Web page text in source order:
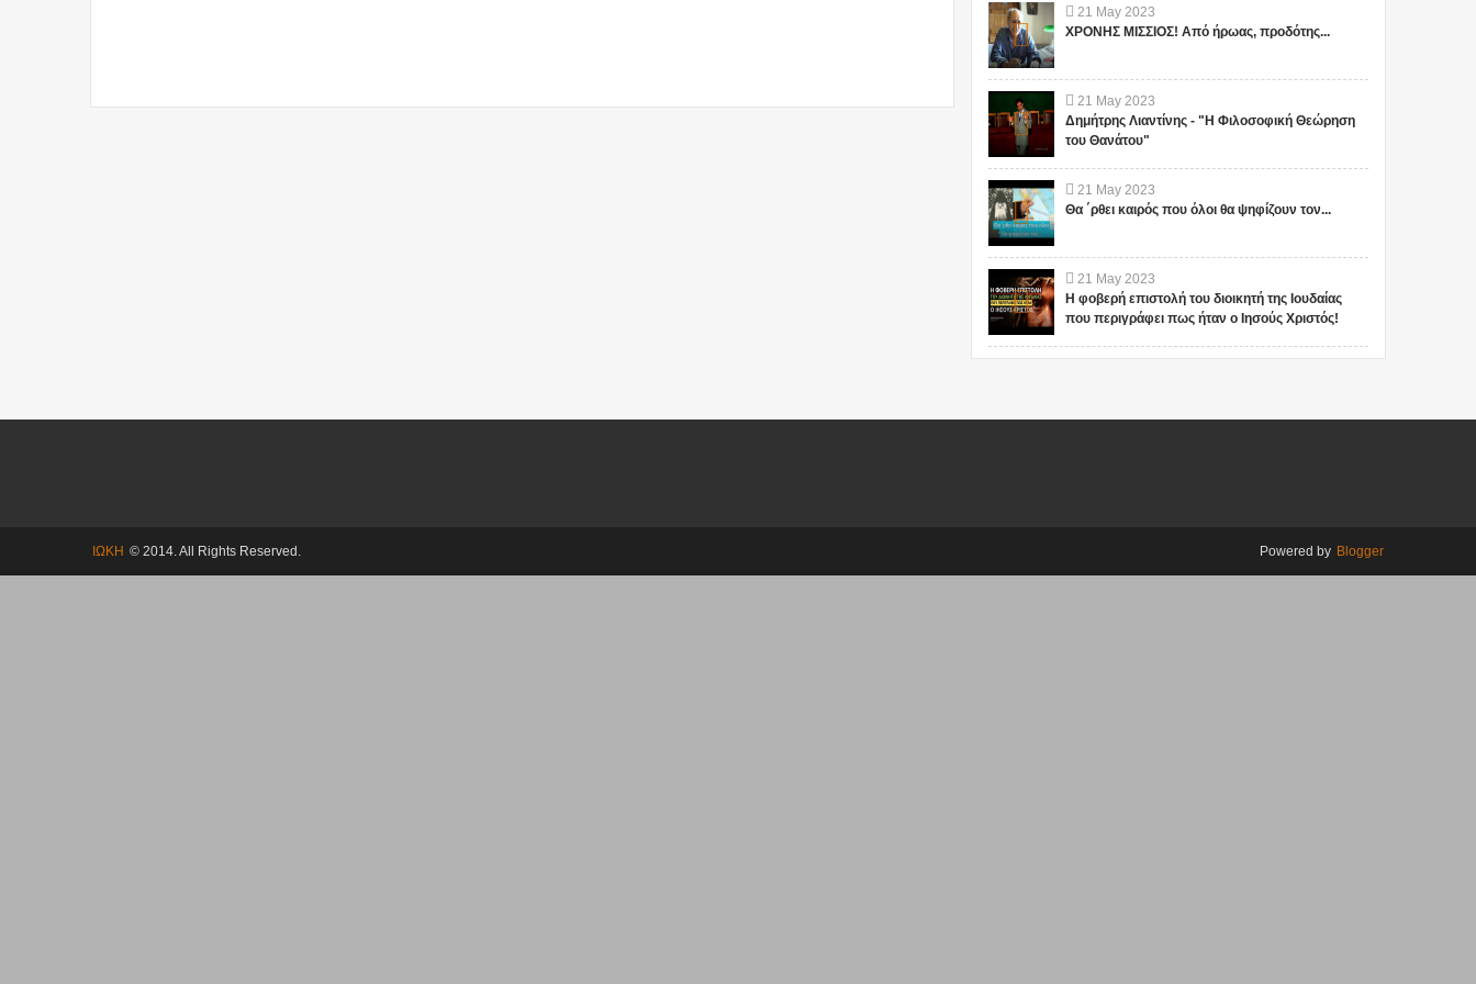
21 May 2023
ΧΡΟΝΗΣ ΜΙΣΣΙΟΣ! Από ήρωας, προδότης...
21 May 2023
Δημήτρης Λιαντίνης - "Η Φιλοσοφική Θεώρηση
του Θανάτου"
21 May 2023
Θα ΄ρθει καιρός που όλοι θα ψηφίζουν τον...
21 May 2023
Η φοβερή επιστολή του διοικητή της Ιουδαίας
που περιγράφει πως ήταν ο Ιησούς Χριστός!
ΙΩΚΗ © 2014. All Rights Reserved. Powered by Blogger